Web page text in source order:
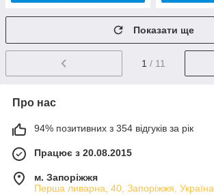
Показати ще
1 / 11
Про нас
94% позитивних з 354 відгуків за рік
Працює з 20.08.2015
м. Запоріжжя
Перша ливарна, 40, Запоріжжя, Україна